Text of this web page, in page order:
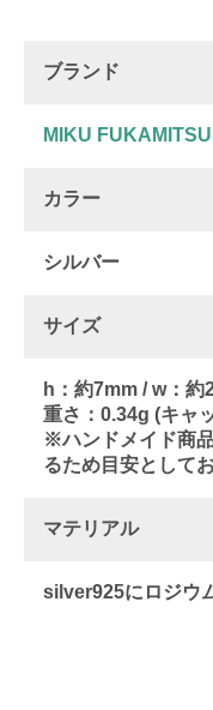
ブランド
MIKU
カラー
シルバー
サイズ
h：約7mm / w：
重さ：0.34g (キャ
※ハンドメイド商
るため目安として
マテリアル
silver925にロジウ